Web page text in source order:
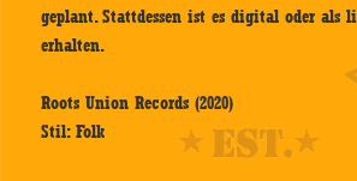
geplant. Stattdessen ist es digital oder als
erhalten.
Roots Union Records (2020)
Stil: Folk